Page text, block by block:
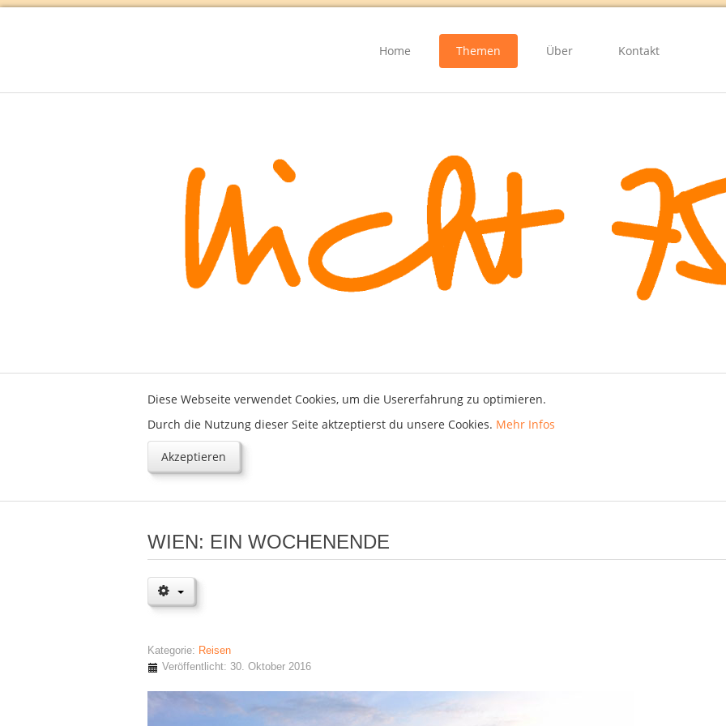
Home Themen Über Kontakt
Diese Webseite verwendet Cookies, um die Usererfahrung zu optimieren.
Durch die Nutzung dieser Seite aktzeptierst du unsere Cookies. Mehr Infos
Akzeptieren
WIEN: EIN WOCHENENDE
Kategorie: Reisen
Veröffentlicht: 30. Oktober 2016